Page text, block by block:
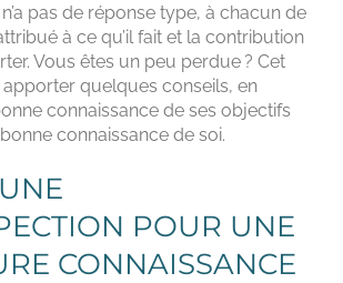
pas de réponse type, à chacun de
à ce qu’il fait et la contribution
Vous êtes un peu perdue ? Cet
quelques conseils, en
connaissance de ses objectifs
connaissance de soi.
POUR UNE
CONNAISSANCE